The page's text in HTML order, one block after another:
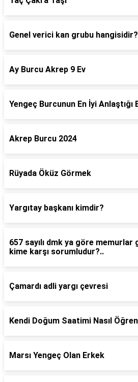
Genel verici kan grubu hangisidir?
Ay Burcu Akrep 9 Ev
Yengeç Burcunun En İyi Anlaştığı
Akrep Burcu 2024
Rüyada Öküz Görmek
Yargıtay başkanı kimdir?
657 sayılı dmk ya göre
kime karşı sorumludur?..
Çamardı adli yargı çevresi
Kendi Doğum Saatimi Nasıl
Marsı Yengeç Olan Erkek